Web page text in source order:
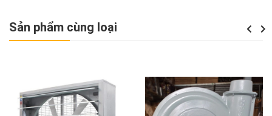
Sản phẩm cùng loại Next